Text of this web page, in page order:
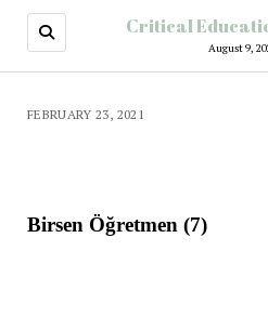
Critical
August 9,
FEBRUARY 23, 2021
Birsen Öğretmen (7)